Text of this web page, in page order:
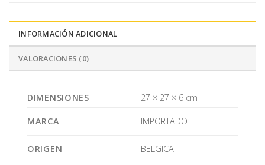
INFORMACIÓN ADICIONAL
VALORACIONES (0)
DIMENSIONES 27 × 27 × 6 cm
MARCA IMPORTADO
ORIGEN BELGICA